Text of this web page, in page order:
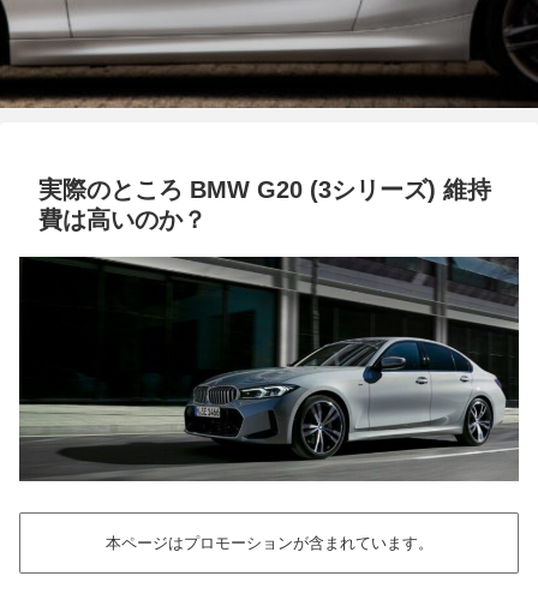
実際のところ BMW G20 (3シリーズ) 維持
費は高いのか？
本ページはプロモーションが含まれています。